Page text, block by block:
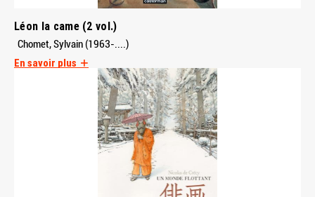
Léon la came (2 vol.)
Chomet, Sylvain (1963-....)
En savoir plus